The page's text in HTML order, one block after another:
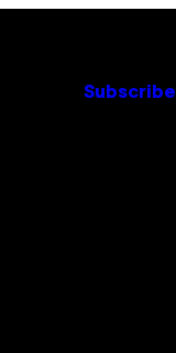
Subscribe